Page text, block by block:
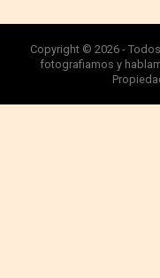
Copyright © 2026 -
fotografiamos y